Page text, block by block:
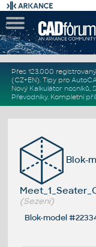
Přes 123.000
(CZ+EN). Tipy pro
Nový Kalkulátor nosníků,
Převodníky. Kompletní
Blok-
(Sezení)
Blok-model